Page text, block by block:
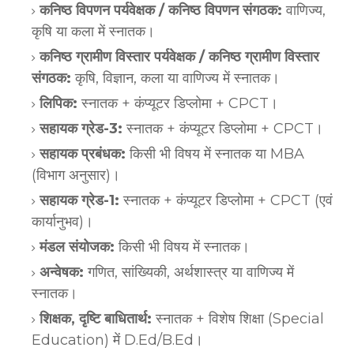
कनिष्ठ विपणन पर्यवेक्षक / कनिष्ठ विपणन संगठक: वाणिज्य,
कृषि या कला में स्नातक।
कनिष्ठ ग्रामीण विस्तार पर्यवेक्षक / कनिष्ठ ग्रामीण विस्तार
संगठक: कृषि, विज्ञान, कला या वाणिज्य में स्नातक।
लिपिक: स्नातक + कंप्यूटर डिप्लोमा + CPCT।
सहायक ग्रेड-3: स्नातक + कंप्यूटर डिप्लोमा + CPCT।
सहायक प्रबंधक: किसी भी विषय में स्नातक या MBA
(विभाग अनुसार)।
सहायक ग्रेड-1: स्नातक + कंप्यूटर डिप्लोमा + CPCT (एवं
कार्यानुभव)।
मंडल संयोजक: किसी भी विषय में स्नातक।
अन्वेषक: गणित, सांख्यिकी, अर्थशास्त्र या वाणिज्य में
स्नातक।
शिक्षक, दृष्टि बाधितार्थ: स्नातक + विशेष शिक्षा (Special
Education) में D.Ed/B.Ed।